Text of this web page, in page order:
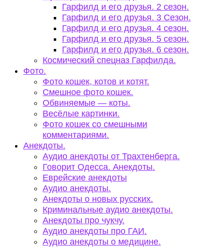
Гарфилд и его друзья. 2 сезон.
Гарфилд и его друзья. 3 Сезон.
Гарфилд и его друзья. 4 сезон.
Гарфилд и его друзья. 5 сезон.
Гарфилд и его друзья. 6 сезон.
Космический спецназ Гарфилда.
Фото.
Фото кошек, котов и котят.
Смешное фото кошек.
Обвиняемые — коты.
Весёлые картинки.
Фото кошек со смешными
комментариями.
Анекдоты.
Аудио анекдоты от Трахтенберга.
Говорит Одесса. Анекдоты.
Еврейские анекдоты
Аудио анекдоты.
Анекдоты о новых русских.
Криминальные аудио анекдоты.
Анекдоты про чукчу.
Аудио анекдоты про ГАИ.
Аудио анекдоты о медицине.